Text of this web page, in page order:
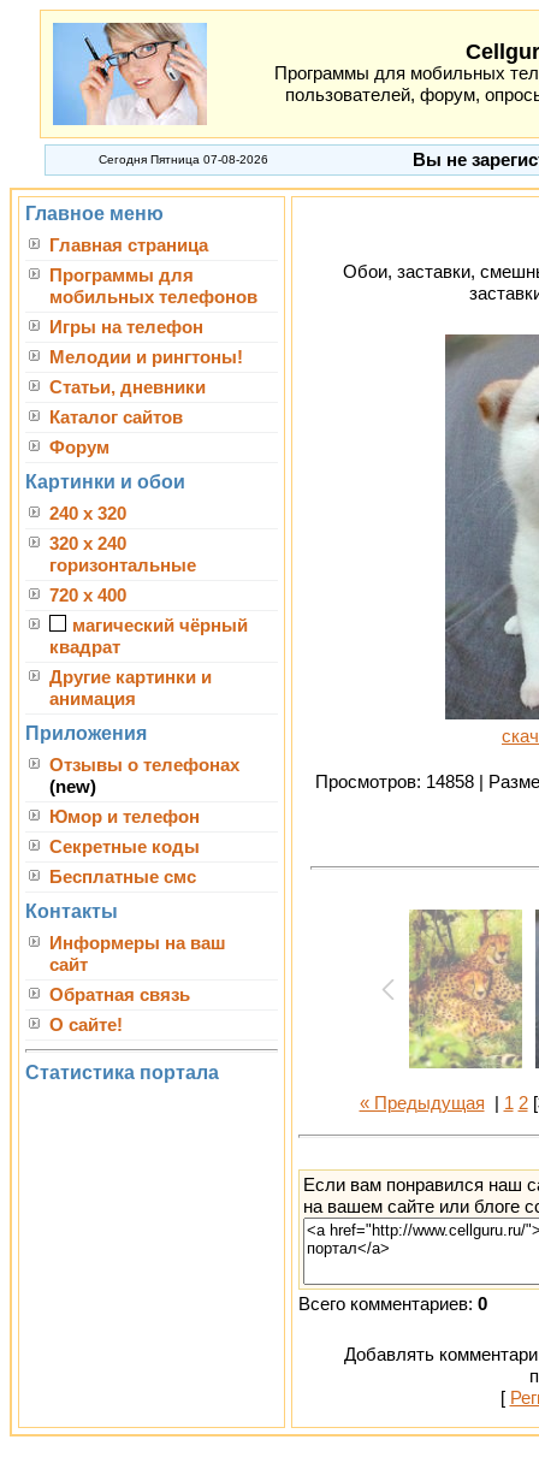
Программы для мобильных
пользователей, форум,
Сегодня Пятница 07-08-2026 Вы не
Главное меню
Главная страница
Программы для
мобильных телефонов
Игры на телефон
Мелодии и рингтоны!
Статьи, дневники
Каталог сайтов
Форум
Картинки и обои
240 x 320
320 x 240
горизонтальные
720 x 400
магический чёрный
квадрат
Другие картинки и
анимация
Приложения
Отзывы о телефонах
(new)
Юмор и телефон
Секретные коды
Бесплатные смс
Контакты
Информеры на ваш
сайт
Обратная связь
О сайте!
Статистика портала
Обои, заставки,
Просмотров: 14858 |
« Предыдущая 1 2[
Если вам понравился наш
на вашем сайте или блоге
Всего комментариев: 0
Добавлять
[